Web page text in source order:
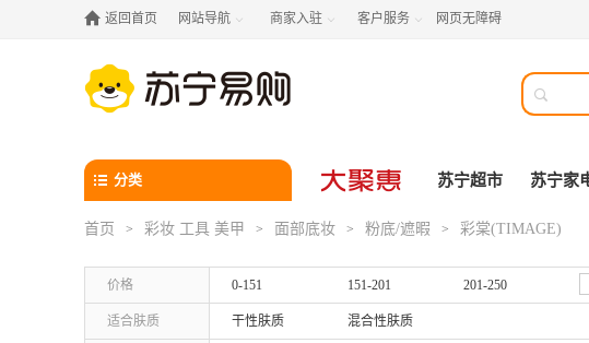
 返回首页 网站导航  商家入驻  客户服务  网页无障碍

分类 苏宁超市 苏宁家
首页 > 彩妆 工具 美甲 > 面部底妆 > 粉底/遮暇 > 彩棠(TIMAGE)
价格 0-151 151-201 201-250
适合肤质 干性肤质 混合性肤质